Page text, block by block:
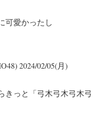
可愛かったし
2024/02/05(月)
きっと「弓木弓木弓木弓